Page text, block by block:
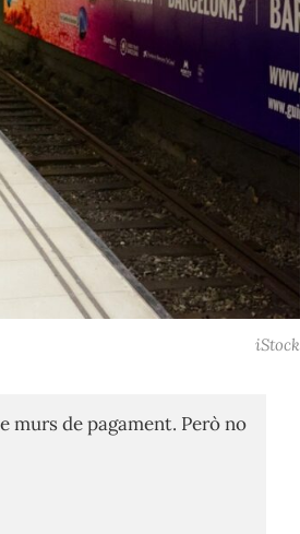
iStock
murs de pagament. Però no